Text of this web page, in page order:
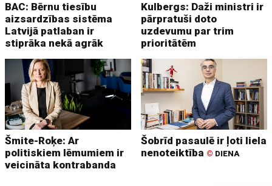
BAC: Bērnu tiesību
aizsardzības sistēma
Latvijā patlaban ir
stiprāka nekā agrāk
Kulbergs: Daži ministri ir
pārpratuši doto
uzdevumu par trim
prioritātēm
Šmite-Roķe: Ar
politiskiem lēmumiem ir
veicināta kontrabanda
Šobrīd pasaulē ir ļoti liela
nenoteiktība © DIENA